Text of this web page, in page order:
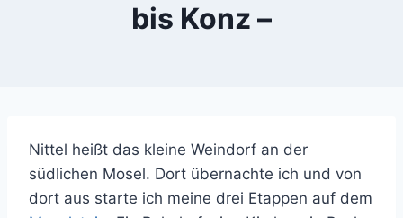
bis Konz –
Nittel heißt das kleine Weindorf an der
südlichen Mosel. Dort übernachte ich und von
dort aus starte ich meine drei Etappen auf dem